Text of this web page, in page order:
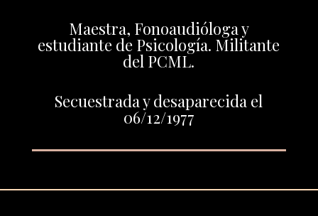
Maestra, Fonoaudióloga y
estudiante de Psicología. Militante
del PCML.
Secuestrada y desaparecida el
06/12/1977